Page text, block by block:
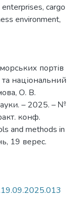
enterprises, cargo
environment,
портів
національний
О. В.
– 2025. – №
конф.
and methods in
19 верес.